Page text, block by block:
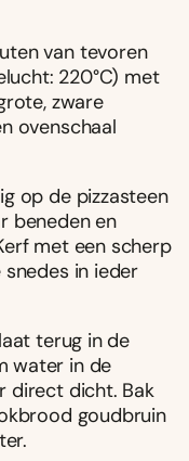
van tevoren
220°C) met
zware
ovenschaal
op de pizzasteen
beneden en
met een scherp
in ieder
terug in de
water in de
direct dicht. Bak
goudbruin